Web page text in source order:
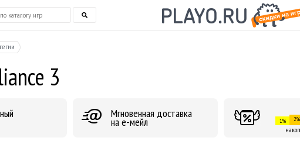
3
Мгновенная доставка
на е-мейл 1% 2%